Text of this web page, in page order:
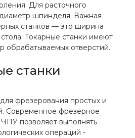
Для расточного
шпинделя. Важная
станков — это ширина
Токарные станки имеют
обрабатываемых отверстий.
станки
фрезерования простых и
Современное фрезерное
позволяет выполнять
операций -